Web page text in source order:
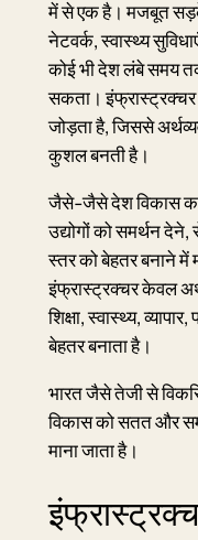
में से एक है। मजबूत
नेटवर्क, स्वास्थ्य
कोई भी देश लंबे समय
सकता। इंफ्रास्ट्रक्चर
जोड़ता है, जिससे
कुशल बनती है।
जैसे-जैसे देश विकास
उद्योगों को समर्थन
स्तर को बेहतर बनाने में
इंफ्रास्ट्रक्चर केवल
शिक्षा, स्वास्थ्य,
बेहतर बनाता है।
भारत जैसे तेजी से
विकास को सतत और
माना जाता है।